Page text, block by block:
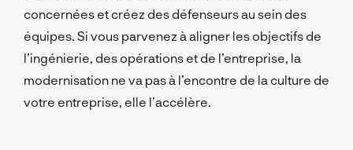
concernées et créez des défenseurs au sein des
équipes. Si vous parvenez à aligner les objectifs de
l’ingénierie, des opérations et de l’entreprise, la
modernisation ne va pas à l’encontre de la culture de
votre entreprise, elle l’accélère.